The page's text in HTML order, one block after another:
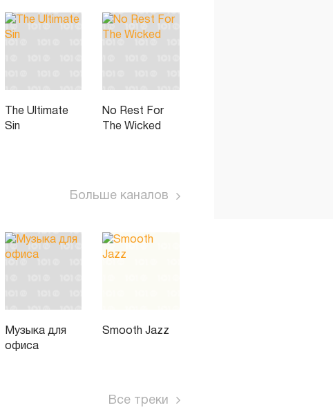
The Ultimate
Sin
No Rest For
The Wicked
Больше каналов
Музыка для
офиса
Smooth Jazz
Все треки